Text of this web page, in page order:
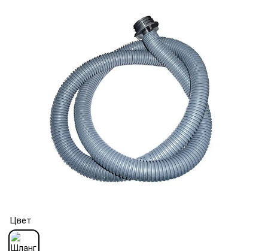
Цвет